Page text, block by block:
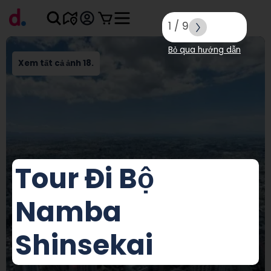
Xem tất cả ảnh 18.
Tour Đi Bộ
Namba
Shinsekai
1 / 9
Bỏ qua hướng dẫn